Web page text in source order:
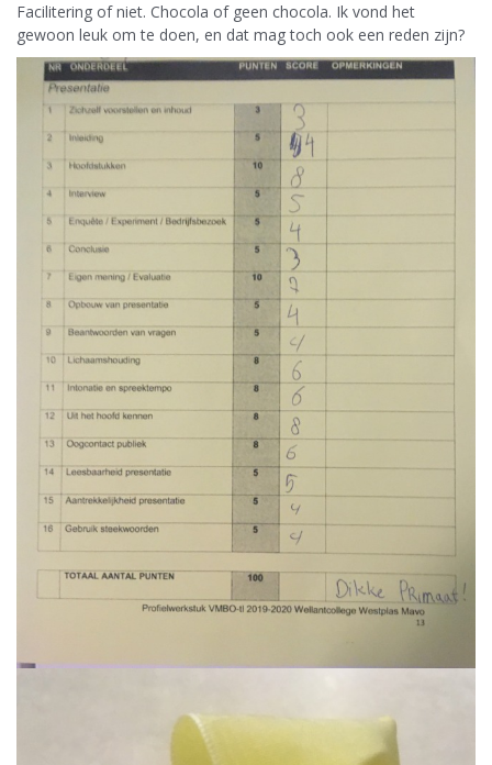
Facilitering of niet. Chocola of geen chocola. Ik vond het
gewoon leuk om te doen, en dat mag toch ook een reden zijn?